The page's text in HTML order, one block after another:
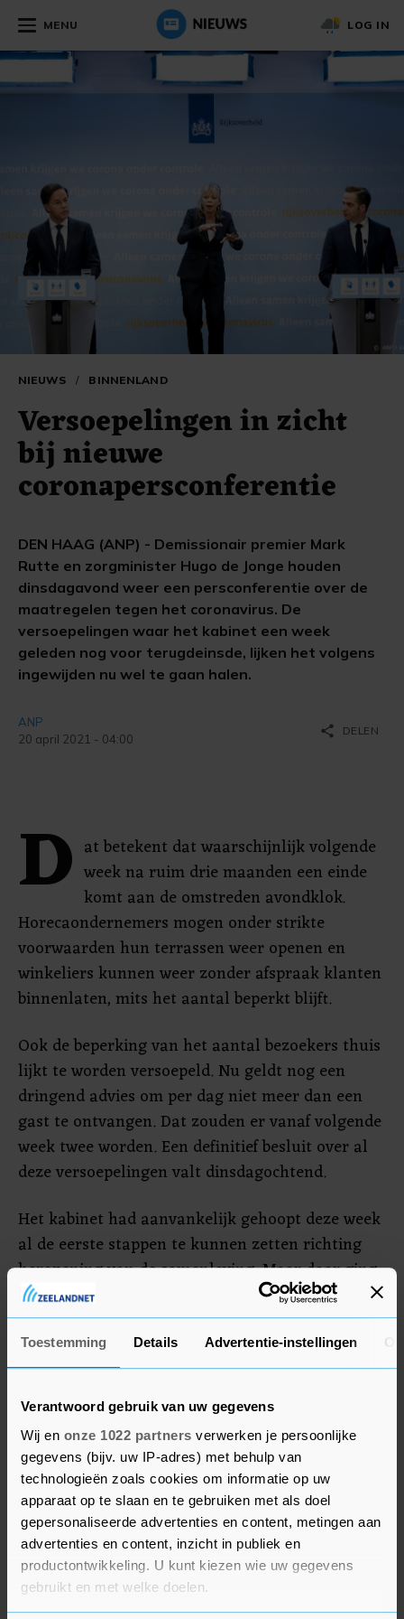
Toestemming Details Advertentie-instellingen
Verantwoord gebruik van uw gegevens
Wij en onze 1022 partners verwerken je persoonlijke
gegevens (bijv. uw IP-adres) met behulp van
technologieën zoals cookies om informatie op uw
apparaat op te slaan en te gebruiken met als doel
gepersonaliseerde advertenties en content, metingen aan
advertenties en content, inzicht in publiek en
productontwikkeling. U kunt kiezen wie uw gegevens
gebruikt en met welke doelen.
MENU LOG IN
NIEUWS / BINNENLAND
Versoepelingen in zicht
bij nieuwe
coronapersconferentie
DEN HAAG (ANP) - Demissionair premier Mark
Rutte en zorgminister Hugo de Jonge houden
dinsdagavond weer een persconferentie over de
maatregelen tegen het coronavirus. De
versoepelingen waar het kabinet een week
geleden nog voor terugdeinsde, lijken het volgens
ingewijden nu wel te gaan halen.
ANP
20 april 2021 - 04:00
share DELEN
D at betekent dat waarschijnlijk volgende
week na ruim drie maanden een einde
komt aan de omstreden avondklok.
Horecaondernemers mogen onder strikte
voorwaarden hun terrassen weer openen en
winkeliers kunnen weer zonder afspraak klanten
binnenlaten, mits het aantal beperkt blijft.
Ook de beperking van het aantal bezoekers thuis
lijkt te worden versoepeld. Nu geldt nog een
dringend advies om per dag niet meer dan een
gast te ontvangen. Dat zouden er vanaf volgende
week twee worden. Een definitief besluit over al
deze versoepelingen valt dinsdagochtend.
Het kabinet had aanvankelijk gehoopt deze week
al de eerste stappen te kunnen zetten richting
heropening van de samenleving. Maar daar ging
vorige week een streep door omdat het aantal
ziekenhuisopnames toen nog altijd steeg.
Inmiddels lijkt daar sprake van een stabilisatie,
waardoor er nu wel voldoende ruimte zou zijn.